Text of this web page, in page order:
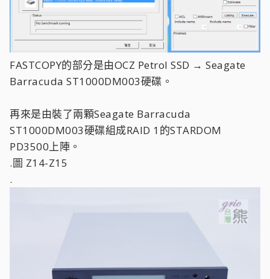
FASTCOPY的部分是由OCZ Petrol SSD → Seagate
Barracuda ST1000DM003硬碟。
再來是由裝了兩顆Seagate Barracuda
ST1000DM003硬碟組成RAID 1的STARDOM
PD3500上陣。
.圖 Z14-Z15
.